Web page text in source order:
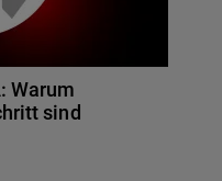
Warum
sind